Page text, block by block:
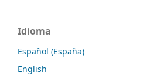
Idioma
Español (España)
English